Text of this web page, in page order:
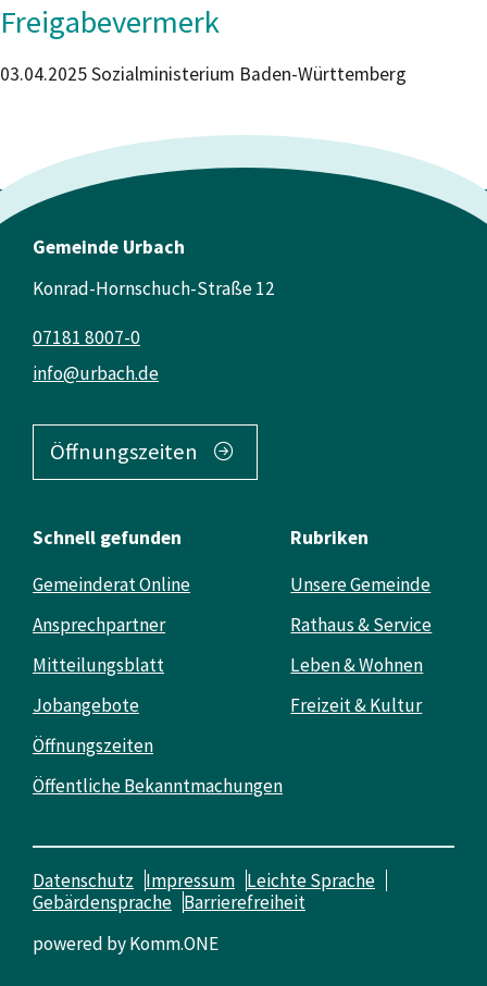
Freigabevermerk
03.04.2025Sozialministerium Baden-Württemberg
Gemeinde Urbach
Konrad-Hornschuch-Straße 12
info@urbach.de
07181 8007-0
Öffnungszeiten
Schnell gefunden
Gemeinderat Online
Ansprechpartner
Mitteilungsblatt
Jobangebote
Öffnungszeiten
Öffentliche Bekanntmachungen
Rubriken
Unsere Gemeinde
Rathaus & Service
Leben & Wohnen
Freizeit & Kultur
Datenschutz Impressum Leichte Sprache
Gebärdensprache Barrierefreiheit
powered byKomm.ONE